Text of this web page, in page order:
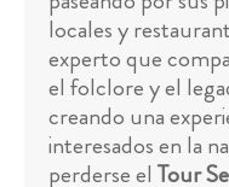
locales y
experto que
el folclore y el
creando una
interesados en la
perderse el Tour